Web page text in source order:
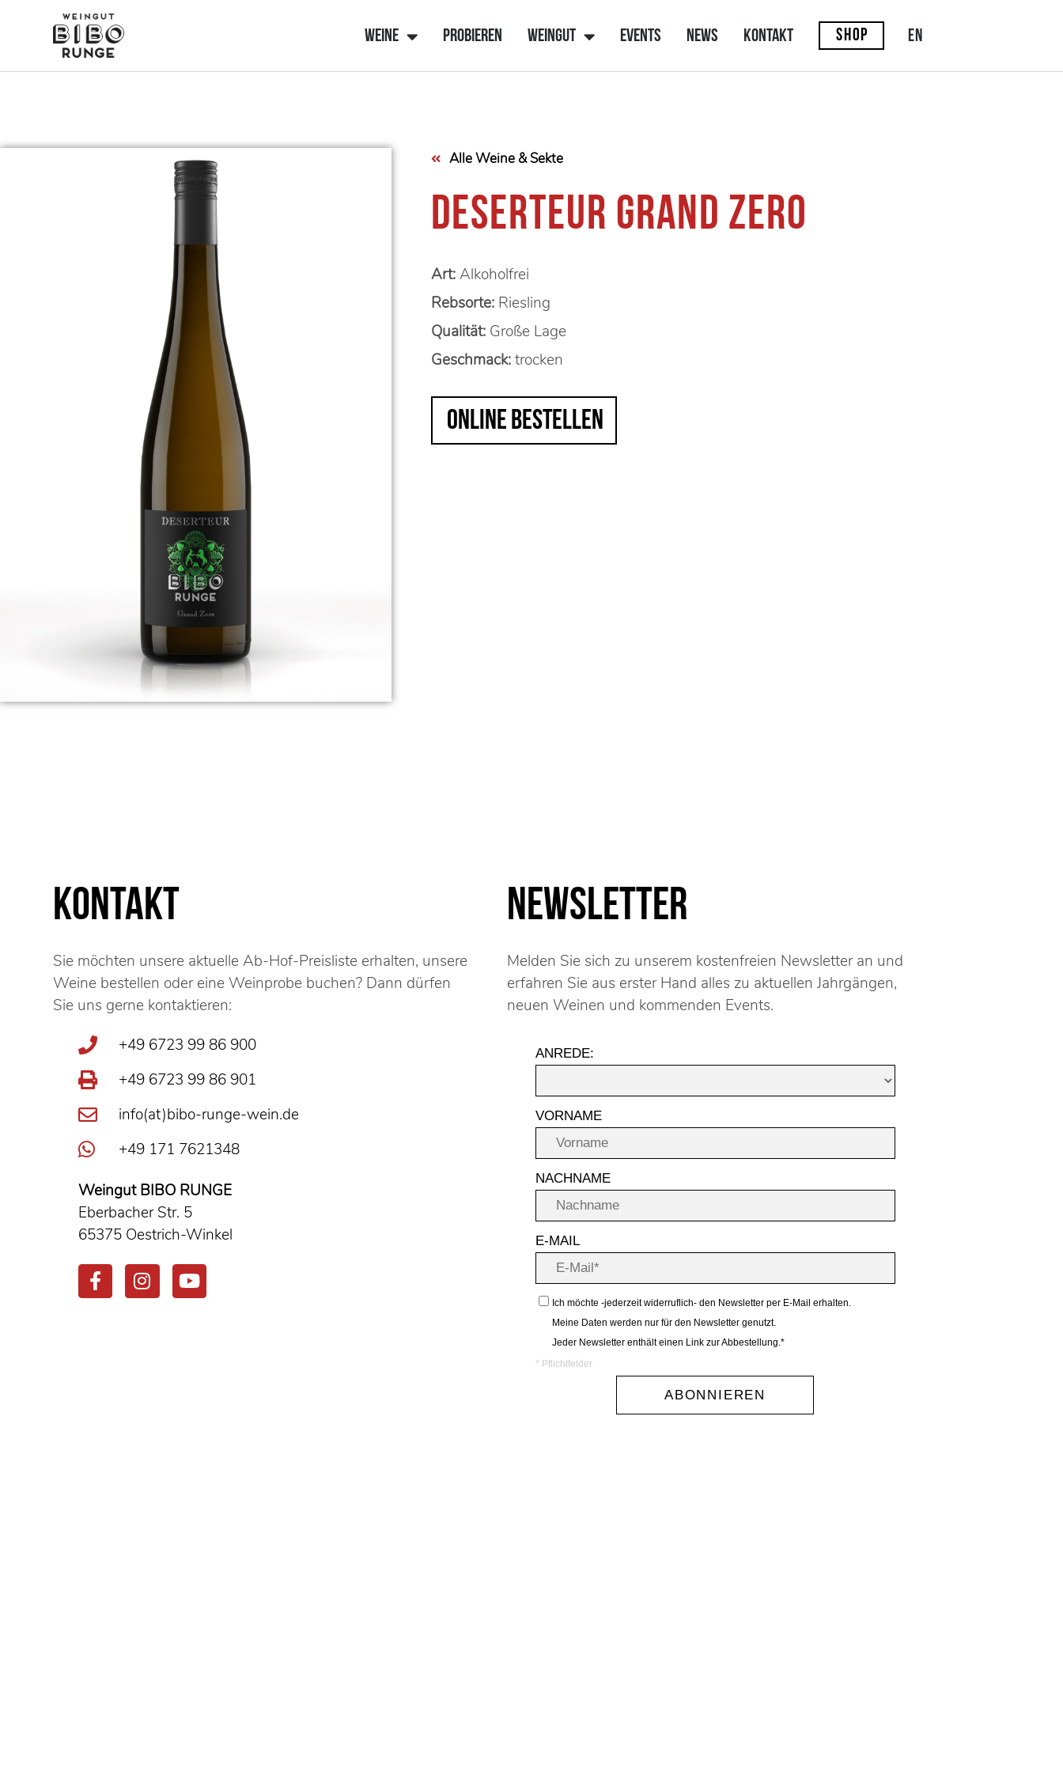
Weine Probieren Weingut Events News Kontakt SHOP EN
Alle Weine & Sekte
DESERTEUR GRAND ZERO
Art:Alkoholfrei
Rebsorte: Riesling
Qualität: Große Lage
Geschmack:trocken
online bestellen
Kontakt
Sie möchten unsere aktuelle Ab-Hof-Preisliste erhalten, unsere
Weine bestellen oder eine Weinprobe buchen? Dann dürfen
Sie uns gerne kontaktieren:
+49 6723 99 86 900
+49 6723 99 86 901
info(at)bibo-runge-wein.de
+49 171 7621348
Weingut BIBO RUNGE
Eberbacher Str. 5
65375 Oestrich-Winkel
Newsletter
Melden Sie sich zu unserem kostenfreien Newsletter an und
erfahren Sie aus erster Hand alles zu aktuellen Jahrgängen,
neuen Weinen und kommenden Events.